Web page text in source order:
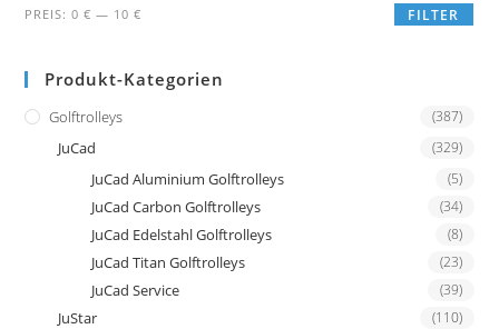
Min.
Max.
FILTER
PREIS:0 € — 10 €
Produkt-Kategorien
Golftrolleys (387)
JuCad (329)
JuCad Aluminium Golftrolleys (5)
JuCad Carbon Golftrolleys (34)
JuCad Edelstahl Golftrolleys (8)
JuCad Titan Golftrolleys (23)
JuCad Service (39)
JuStar (110)